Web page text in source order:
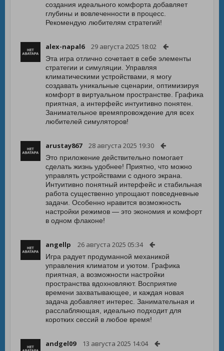
создания идеального комфорта добавляет
глубины и вовлеченности в процесс.
Рекомендую любителям стратегий!
alex-napal6 29 августа 2025 18:02
Эта игра отлично сочетает в себе элементы
стратегии и симуляции. Управляя
климатическими устройствами, я могу
создавать уникальные сценарии, оптимизируя
комфорт в виртуальном пространстве. Графика
приятная, а интерфейс интуитивно понятен.
Занимательное времяпровождение для всех
любителей симуляторов!
arustay867 28 августа 2025 19:30
Это приложение действительно помогает
сделать жизнь удобнее! Приятно, что можно
управлять устройствами с одного экрана.
Интуитивно понятный интерфейс и стабильная
работа существенно упрощают повседневные
задачи. Особенно нравится возможность
настройки режимов — это экономия и комфорт
в одном флаконе!
angellp 26 августа 2025 05:34
Игра радует продуманной механикой
управления климатом и уютом. Графика
приятная, а возможности настройки
пространства вдохновляют. Восприятие
времени захватывающее, и каждая новая
задача добавляет интерес. Занимательная и
расслабляющая, идеально подходит для
коротких сессий в любое время!
andgel09 13 августа 2025 14:04